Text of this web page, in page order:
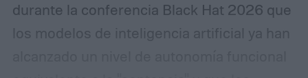
durante la conferencia Black Hat 2026 que
los modelos de inteligencia artificial ya han